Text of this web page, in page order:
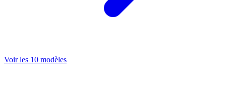
Voir les 10 modèles